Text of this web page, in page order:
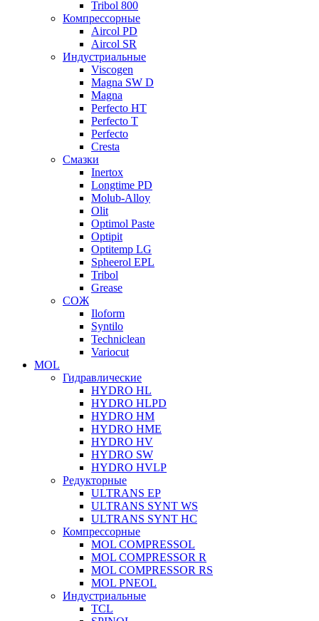
Tribol 800
Компрессорные
Aircol PD
Aircol SR
Индустриальные
Viscogen
Magna SW D
Magna
Perfecto HT
Perfecto T
Perfecto
Cresta
Смазки
Inertox
Longtime PD
Molub-Alloy
Olit
Optimol Paste
Optipit
Optitemp LG
Spheerol EPL
Tribol
Grease
СОЖ
Iloform
Syntilo
Techniclean
Variocut
MOL
Гидравлические
HYDRO HL
HYDRO HLPD
HYDRO HM
HYDRO HME
HYDRO HV
HYDRO SW
HYDRO HVLP
Редукторные
ULTRANS EP
ULTRANS SYNT WS
ULTRANS SYNT HC
Компрессорные
MOL COMPRESSOL
MOL COMPRESSOR R
MOL COMPRESSOR RS
MOL PNEOL
Индустриальные
TCL